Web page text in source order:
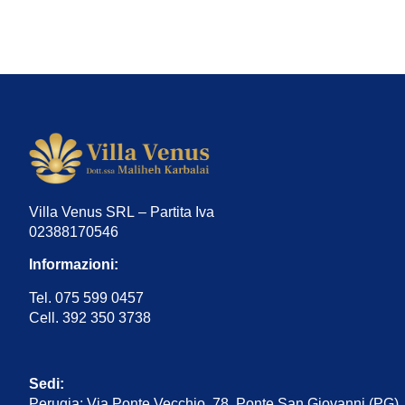
Villa Venus SRL – Partita Iva
02388170546
Informazioni:
Tel. 075 599 0457
Cell. 392 350 3738
Sedi: